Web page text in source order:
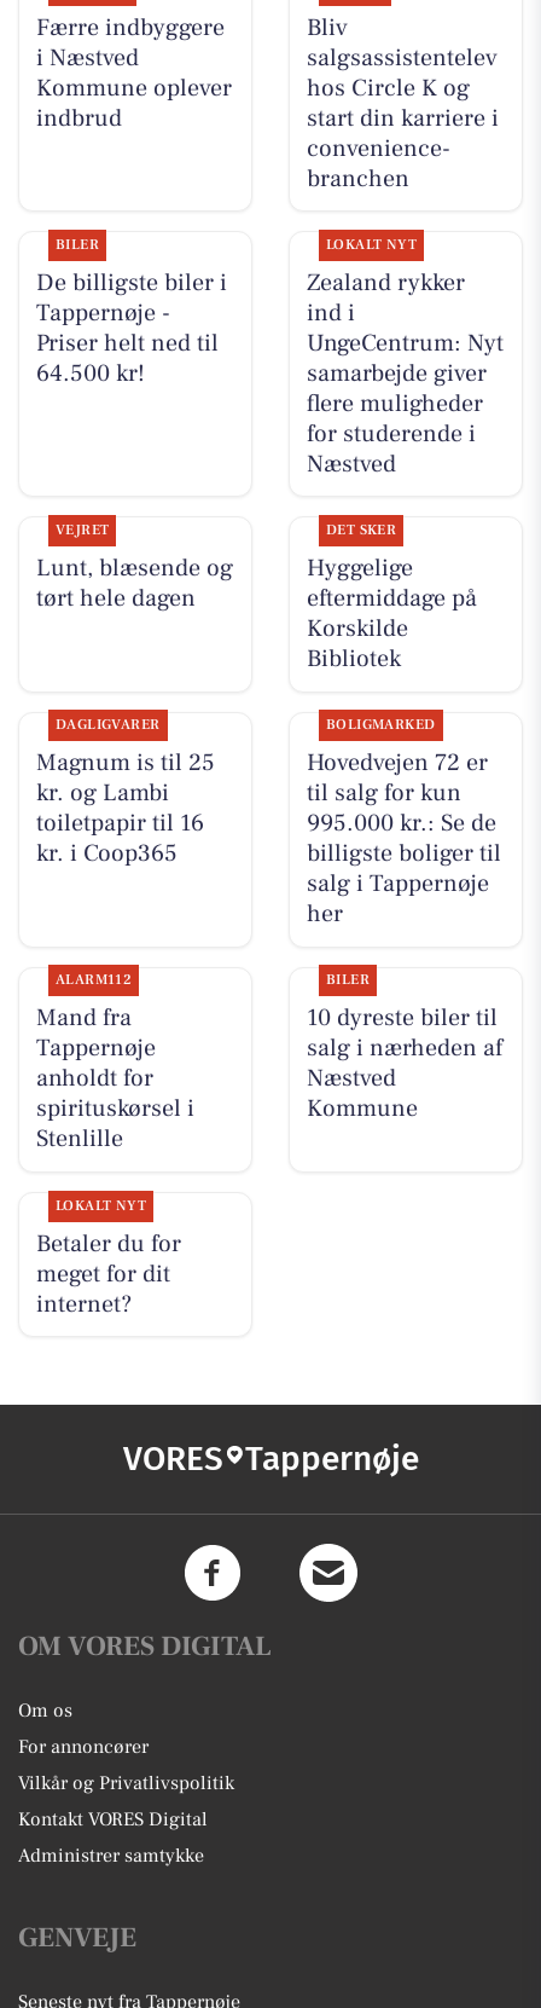
Færre indbyggere
i Næstved
Kommune oplever
indbrud
Bliv
salgsassistentelev
hos Circle K og
start din karriere i
convenience-
branchen
BILER
De billigste biler i
Tappernøje -
Priser helt ned til
64.500 kr!
LOKALT NYT
Zealand rykker
ind i
UngeCentrum: Nyt
samarbejde giver
flere muligheder
for studerende i
Næstved
VEJRET
Lunt, blæsende og
tørt hele dagen
DET SKER
Hyggelige
eftermiddage på
Korskilde
Bibliotek
DAGLIGVARER
Magnum is til 25
kr. og Lambi
toiletpapir til 16
kr. i Coop365
BOLIGMARKED
Hovedvejen 72 er
til salg for kun
995.000 kr.: Se de
billigste boliger til
salg i Tappernøje
her
ALARM112
Mand fra
Tappernøje
anholdt for
spirituskørsel i
Stenlille
BILER
10 dyreste biler til
salg i nærheden af
Næstved
Kommune
LOKALT NYT
Betaler du for
meget for dit
internet?
VORES Tappernøje
OM VORES DIGITAL
Om os
For annoncører
Vilkår og Privatlivspolitik
Kontakt VORES Digital
Administrer samtykke
GENVEJE
Seneste nyt fra Tappernøje